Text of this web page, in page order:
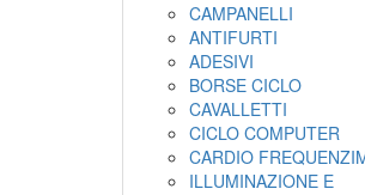
CAMPANELLI
ANTIFURTI
ADESIVI
BORSE CICLO
CAVALLETTI
CICLO COMPUTER
CARDIO
ILLUMINAZIONE E